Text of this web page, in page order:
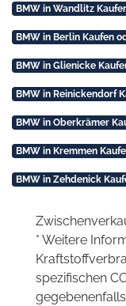
BMW in Wandlitz
BMW in Berlin Kaufen
BMW in Glienicke
BMW in Reinickendorf
BMW in Oberkrämer
BMW in Kremmen
BMW in Zehdenick
* Weitere
spezifischen